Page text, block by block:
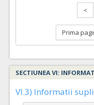
<
Prima
SECTIUNEA VI:
VI.3) Informatii